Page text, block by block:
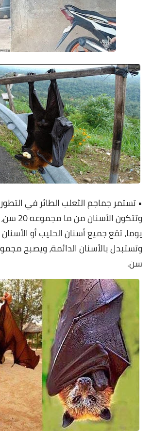
• تستمر جماجم الثعلب الطائر في
يوما، تقع جميع أسنان الحليب أو
سن.